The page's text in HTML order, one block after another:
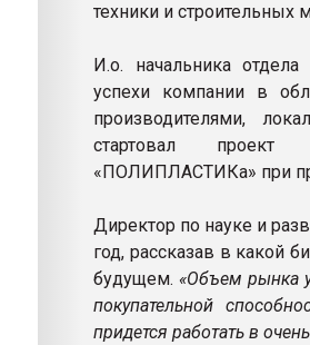
техники и строительных
И.о. начальника
успехи компании в
производителями,
стартовал проект
«ПОЛИПЛАСТИКа» при
Директор по науке и
год, рассказав в какой
будущем. «Объем рынка
покупательной
придется работать в